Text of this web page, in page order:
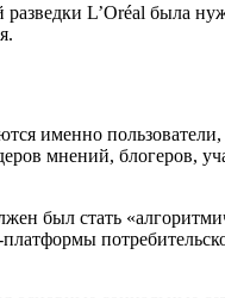
L’Oréal была
именно
мнений, блогеров,
был стать